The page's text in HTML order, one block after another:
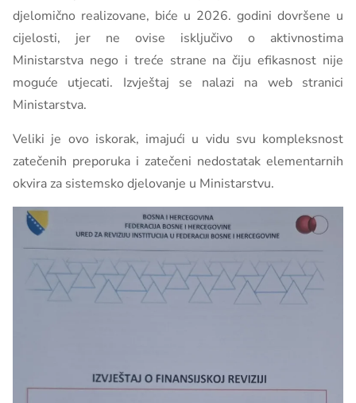
djelomično realizovane, biće u 2026. godini dovršene u
cijelosti, jer ne ovise isključivo o aktivnostima
Ministarstva nego i treće strane na čiju efikasnost nije
moguće utjecati. Izvještaj se nalazi na web stranici
Ministarstva.
Veliki je ovo iskorak, imajući u vidu svu kompleksnost
zatečenih preporuka i zatečeni nedostatak elementarnih
okvira za sistemsko djelovanje u Ministarstvu.